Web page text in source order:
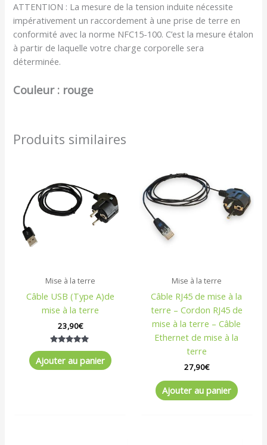
ATTENTION : La mesure de la tension induite nécessite
impérativement un raccordement à une prise de terre en
conformité avec la norme NFC15-100. C’est la mesure étalon
à partir de laquelle votre charge corporelle sera
déterminée.
Couleur : rouge
Produits similaires
Mise à la terre
Câble USB (Type A)de
mise à la terre
23,90€
Note
sur 5
Ajouter au panier
Mise à la terre
Câble RJ45 de mise à la
terre – Cordon RJ45 de
mise à la terre – Câble
Ethernet de mise à la
terre
27,90€
Ajouter au panier